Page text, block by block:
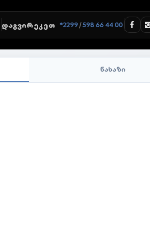
ᲓᲐᲒᲕᲘᲠᲔᲙᲔᲗ *2299/598 66 44 00
ნახაზი